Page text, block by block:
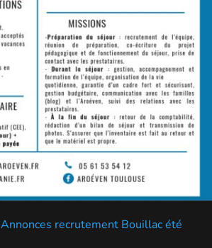
Annonces recrutement Bouillac été